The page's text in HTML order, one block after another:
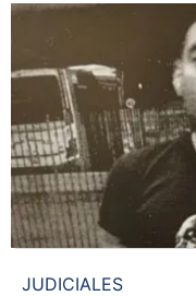
JUDICIALES